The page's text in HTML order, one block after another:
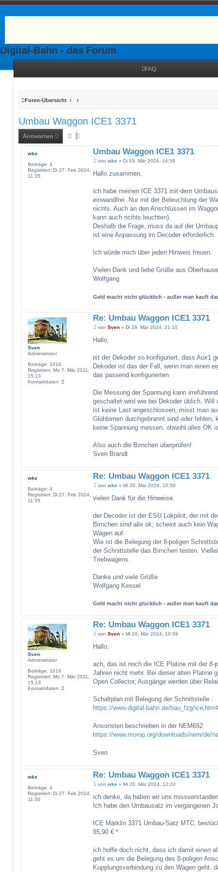
Digital-Bahn - das Forum
FAQ
Foren-Übersicht
Umbau Waggon ICE1 3371
Antworten
wke
Beiträge: 4
Registriert: Di 27. Feb 2024,
11:35
Umbau Waggon ICE1 3371
B
i
a
vonwke »Di 19. Mär 2024, 14:59
Hallo zusammen,
ich habe meinen ICE 3371 mit dem
einwandfrei. Nur mit der Beleuchtung der
nichts. Auch an den Anschlüssen im
kann auch ncihts leuchten).
Deshalb die Frage, muss da auf der
ist eine Anpassung im Decoder erforderlich.
Ich würde mich über jeden Hinweis freuen.
Vielen Dank und liebe Grüße aus
Wolfgang
Geld macht nicht glücklich - außer man kauft
Sven
Administrator
Beiträge: 1016
Registriert: Mo 7. Mär 2011,
15:13
Kontaktdaten:
S
Re: Umbau Waggon ICE1 3371
B
i
a
vonSven »Di 19. Mär 2024, 21:10
Hallo,
ist der Dekoder so konfiguriert, dass Aux1
Dekoder ist das der Fall, wenn man einen
das passend konfigurierten
Die Messung der Spannung kann
geschaltet wird wie bei Dekoder üblich.
ist keine Last angeschlossen, misst man
Glühbirnen durchgebrannt sind oder
keine Spannung messen, obwohl alles OK
Also auch die Birnchen überprüfen!
Sven Brandt
wke
Beiträge: 4
Registriert: Di 27. Feb 2024,
11:35
Re: Umbau Waggon ICE1 3371
B
i
a
vonwke »Mi 20. Mär 2024, 10:50
vielen Dank für die Hinweise.
der Decoder ist der ESU Lokpilot, der mit
Birnchen sind alle ok, scheint auch kein
Wagen auf.
Wie ist die Belegung der 8-poligen
der Schnittstelle das Birnchen testen.
Triebwagens.
Danke und viele Grüße
Wolfgang Kessel
Geld macht nicht glücklich - außer man kauft
Sven
Administrator
Beiträge: 1016
Registriert: Mo 7. Mär 2011,
15:13
Kontaktdaten:
n
n
Re: Umbau Waggon ICE1 3371
B
i
a
vonSven » Mi 20. Mär 2024, 10:59
Hallo,
ach, das ist noch die ICE Platine mit der
Jahren nicht mehr. Bei dieser alten Platine
Open Collector, Ausgänge werden über
Schaltplan mit Belegung der Schnittstelle :
https://www.digital-bahn.de/bau_fzg/
Ansonsten beschrieben in der NEM652
https://www.morop.org/downloads/nem/de/
Sven
wke
Beiträge: 4
Registriert: Di 27. Feb 2024,
11:35
Re: Umbau Waggon ICE1 3371
B
i
r
vonwke » Mi 20. Mär 2024, 12:20
ich denke, da haben wir uns
Ich habe den Umbausatz im vergangenen
ICE Märklin 3371 Umbau-Satz MTC,
85,90 € *
ich hoffe doch nicht, dass ich damit einen
geht es um die Belegung des 8-poligen
Kupplungsverbindung zu den Wagen geht.